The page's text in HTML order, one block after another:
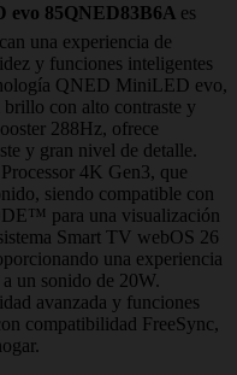
85QNED83B6A es
una experiencia de
y funciones inteligentes
QNED MiniLED evo,
con alto contraste y
288Hz, ofrece
y gran nivel de detalle.
4K Gen3, que
siendo compatible con
para una visualización
Smart TV webOS 26
una experiencia
un sonido de 20W.
avanzada y funciones
compatibilidad FreeSync,